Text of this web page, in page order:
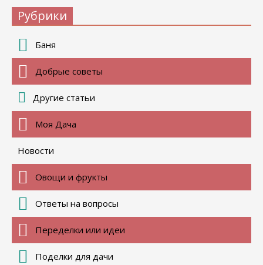
Рубрики
Баня
Добрые советы
Другие статьи
Моя Дача
Новости
Овощи и фрукты
Ответы на вопросы
Переделки или идеи
Поделки для дачи